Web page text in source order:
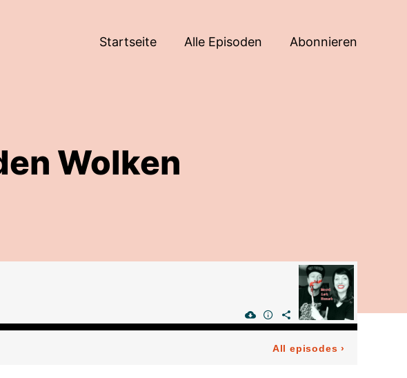
Startseite Alle Episoden Abonnieren
Wolken
All episodes ›